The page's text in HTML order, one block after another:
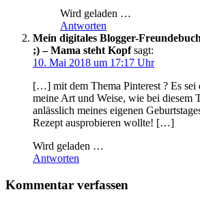
Wird geladen …
Antworten
Mein digitales Blogger-
;) – Mama steht Kopf sagt:
10. Mai 2018 um 17:17 Uhr
[…] mit dem Thema Pinterest ? Es sei
meine Art und Weise, wie bei diesem
anlässlich meines eigenen
Rezept ausprobieren wollte! […]
Wird geladen …
Antworten
Kommentar verfassen